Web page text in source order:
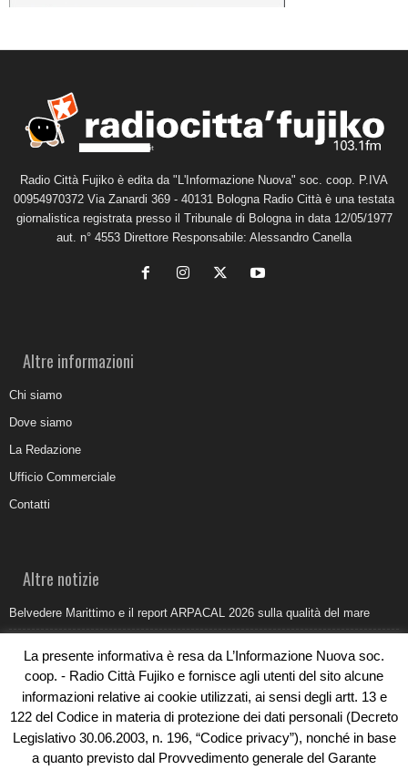
Radio Città Fujiko è edita da "L'Informazione Nuova" soc. coop. P.IVA
00954970372 Via Zanardi 369 - 40131 Bologna Radio Città è una testata
giornalistica registrata presso il Tribunale di Bologna in data 12/05/1977
aut. n° 4553 Direttore Responsabile: Alessandro Canella
Altre informazioni
Chi siamo
Dove siamo
La Redazione
Ufficio Commerciale
Contatti
Altre notizie
Belvedere Marittimo e il report ARPACAL 2026 sulla qualità del mare
Umidità di risalita in casa, come riconoscere i segnali veri
Torna il Sun Donato Festival 2026
Come il busking moderno ridisegna il paesaggio sonoro urbano
La presente informativa è resa da L’Informazione Nuova soc.
coop. - Radio Città Fujiko e fornisce agli utenti del sito alcune
informazioni relative ai cookie utilizzati, ai sensi degli artt. 13 e
122 del Codice in materia di protezione dei dati personali (Decreto
Legislativo 30.06.2003, n. 196, “Codice privacy”), nonché in base
a quanto previsto dal Provvedimento generale del Garante